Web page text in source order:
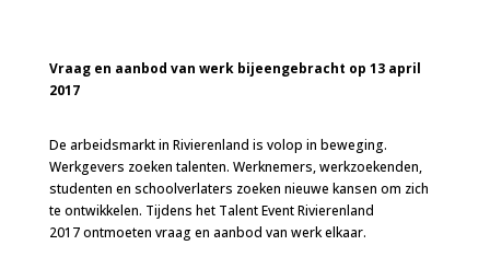
Vraag en aanbod van werk bijeengebracht op 13 april
2017
De arbeidsmarkt in Rivierenland is volop in beweging.
Werkgevers zoeken talenten. Werknemers, werkzoekenden,
studenten en schoolverlaters zoeken nieuwe kansen om zich
te ontwikkelen. Tijdens het Talent Event Rivierenland
2017 ontmoeten vraag en aanbod van werk elkaar.